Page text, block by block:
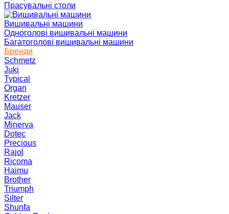
Прасувальні столи
Вишивальні машини
Одноголові вишивальні машини
Багатоголові вишивальні машини
Бренди
Schmetz
Juki
Typical
Organ
Kretzer
Mauser
Jack
Minerva
Dotec
Precious
Rajol
Ricoma
Haimu
Brother
Triumph
Silter
Shunfa